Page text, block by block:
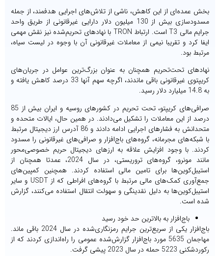
بخش عمده‌ای از این کاهش، ناشی از تلاش‌های اجرایی هدفمند، از جمله
مسدودسازی بیش از 130 میلیون دلار دارایی غیرقانونی از طریق واحد
جرایم مالی T3 است. ارتباط TRON با نهادهای تحریم‌شده نیز نقش مهمی
ایفا کرد و تقریبا نیمی از معاملات غیرقانونی آن با وجوه در لیست سیاه،
مرتبط بود.
نهادهای تحت‌تحریم همچنان به عنوان بزرگ‌ترین عوامل در جریان‌های
کریپتوی غیرقانونی باقی ماندند، اگرچه سهم آنها 33 درصد کاهش یافته و
به 14.8 میلیارد دلار رسید.
صرافی‌های کریپتو، تحت تحریم در کشورهای روسیه و ایران بیش از 85
درصد از این معاملات را تشکیل می‌دادند. در همین حال، ایالات متحده و
متحدانش به فشارهای اجرایی ادامه دادند و 86 آدرس ارز دیجیتال مرتبط
با شبکه‌های مجرمانه، گروه‌های باج‌افزار و صرافی‌های غیرقانونی را مسدود
کردند. با وجود افزایش علاقه به ارزهای دیجیتال حریم خصوصی‌محور
مانند مونرو، گروه‌های تروریستی، در سال 2024، عمدتا همچنان از
استیبل‌کوین‌ها برای تامین مالی استفاده کردند. همچنین کمپین‌های
جمع‌آوری کمک‌های مالی مرتبط با گروه‌های افراطی که از USDT و سایر
استیبل‌کوین‌ها به دلیل نقدینگی و سهولت انتقال استفاده می‌کنند، گزارش
شده است.
باج‌افزار به بالاترین حد خود رسید
باج‌افزار یکی از سریع‌ترین جرایم رمزنگاری‌شده در سال 2024 باقی ماند.
مهاجمان 5635 مورد باج‌افزار گزارش‌شده عمومی را راه‌اندازی کردند که از
رکوردشکنی 5223 حمله در سال 2023 پیشی گرفت.